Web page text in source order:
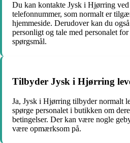
Du kan kontakte Jysk i Hjørring
telefonnummer, som normalt er
hjemmeside. Derudover kan du
personligt og tale med personalet
spørgsmål.
Tilbyder Jysk i Hjørring
Ja, Jysk i Hjørring tilbyder normalt
spørge personalet i butikken om
betingelser. Der kan være nogle
være opmærksom på.